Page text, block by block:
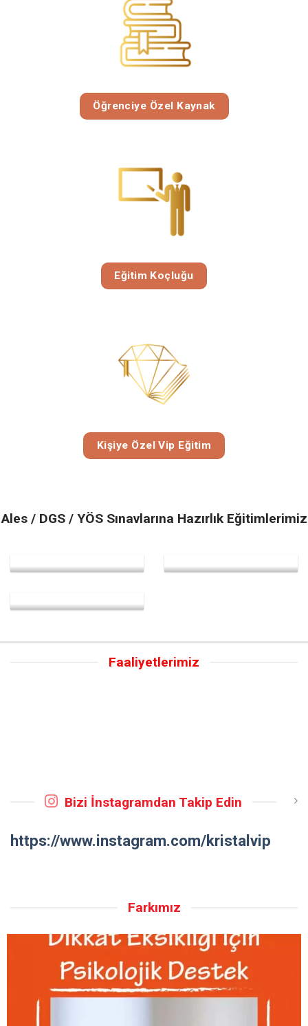
Öğrenciye Özel Kaynak
Eğitim Koçluğu
Kişiye Özel Vip Eğitim
Ales / DGS / YÖS Sınavlarına Hazırlık Eğitimlerimiz
Faaliyetlerimiz
Bizi İnstagramdan Takip Edin
https://www.instagram.com/kristalvip
Farkımız